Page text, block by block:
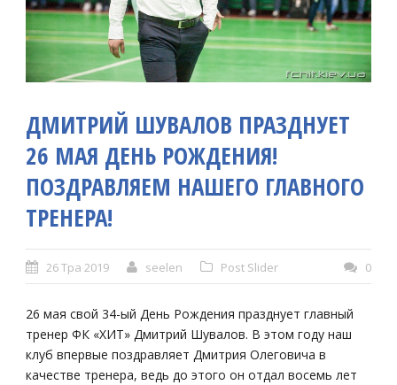
ДМИТРИЙ ШУВАЛОВ ПРАЗДНУЕТ
26 МАЯ ДЕНЬ РОЖДЕНИЯ!
ПОЗДРАВЛЯЕМ НАШЕГО ГЛАВНОГО
ТРЕНЕРА!
26 Тра 2019 seelen Post Slider 0
26 мая свой 34-ый День Рождения празднует главный
тренер ФК «ХИТ» Дмитрий Шувалов. В этом году наш
клуб впервые поздравляет Дмитрия Олеговича в
качестве тренера, ведь до этого он отдал восемь лет